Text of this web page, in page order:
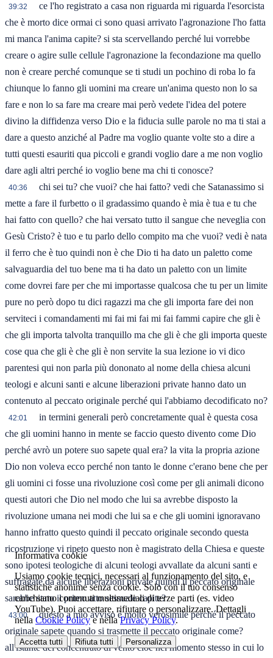
39:32
ce l'ho registrato a casa non riguarda mi riguarda l'esorcista
che è morto dice ormai ci sono quasi arrivato l'agronazione l'ho fatta
mi manca l'anima capite? si sta scervellando perché lui vorrebbe
creare o agire sulle cellule l'agronazione la fecondazione ma quello
non è creare perché comunque se ti studi un pochino di roba lo fa
chiunque lo fanno gli uomini ma creare un'anima questo non lo sa
fare e non lo sa fare ma creare mai però vedete l'idea del potere
divino la diffidenza verso Dio e la fiducia sulle parole no ma ti stai a
dare a questo anziché al Padre ma voglio quante volte sto a dire a
tutti questi esauriti qua piccoli e grandi voglio dare a me non voglio
dare agli altri perché io voglio bene ma chi ti conosce?
40:36
chi sei tu? che vuoi? che hai fatto? vedi che Satanassimo si
mette a fare il furbetto o il gradassimo quando è mia è tua e tu che
hai fatto con quello? che hai versato tutto il sangue che neveglia con
Gesù Cristo? è tuo e tu parlo dello compito ma che vuoi? vedi è nata
il ferro che è tuo quindi non è che Dio ti ha dato un paletto come
salvaguardia del tuo bene ma ti ha dato un paletto con un limite
come dovrei fare per che mi importasse qualcosa che tu per un limite
pure no però dopo tu dici ragazzi ma che gli importa fare dei non
serviteci i comandamenti mi fai mi fai mi fai fammi capire che gli è
che gli importa talvolta tranquillo ma che gli è che gli importa queste
cose qua che gli è che gli è non servite la sua lezione io vi dico
parentesi qui non parla più dononato al nome della chiesa alcuni
teologi e alcuni santi e alcune liberazioni private hanno dato un
contenuto al peccato originale perché qui l'abbiamo decodificato no?
42:01
in termini generali però concretamente qual è questa cosa
che gli uomini hanno in mente se faccio questo divento come Dio
perché avrò un potere suo sapete qual era? la vita la propria azione
Dio non voleva ecco perché non tanto le donne c'erano bene che per
gli uomini ci fosse una rivoluzione così come per gli animali dicono
questi autori che Dio nel modo che lui sa avrebbe disposto la
rivoluzione umana nei modi che lui sa e che gli uomini ignoravano
hanno infratto questo quindi il peccato originale secondo questa
ricostruzione vi ripeto questo non è magistrato della Chiesa e queste
sono ipotesi teologiche di alcuni teologi avvallate da alcuni santi e
suffragate da alcune liberazioni private quindi il peccato originale
sarebbe stato il primo atto sessuale capite?
43:00
questo a mio avviso è molto verosimile perché il peccato
originale sapete quando si trasmette il peccato originale come?
all'istante del concentrato di vento cioè nel momento stesso in cui lo
Informativa cookie
Usiamo cookie tecnici, necessari al funzionamento del sito, e
statistiche anonime senza cookie. Solo con il tuo consenso
carichiamo contenuti multimediali di terze parti (es. video
YouTube). Puoi accettare, rifiutare o personalizzare. Dettagli
nella Cookie Policye nellaPrivacy Policy.
Accetta tutti Rifiuta tutti Personalizza